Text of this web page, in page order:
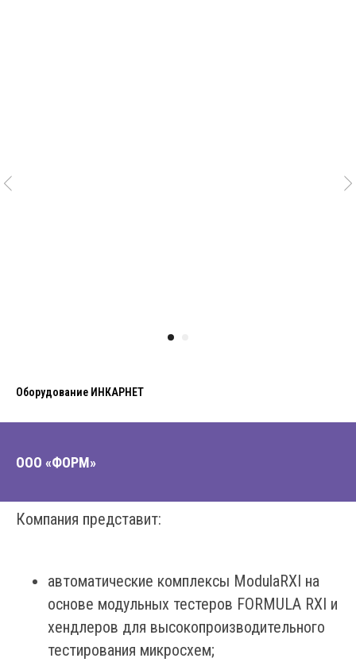
Оборудование ИНКАРНЕТ
ООО «ФОРМ»
Компания представит:
автоматические комплексы ModulaRXI на
основе модульных тестеров FORMULA RXI и
хендлеров для высокопроизводительного
тестирования микросхем;